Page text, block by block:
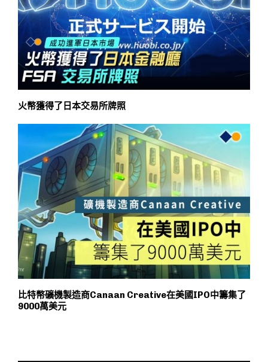
火幣獲得了日本交易所牌照
比特幣礦機製造商Canaan Creative在美國IPO中籌集了
9000萬美元